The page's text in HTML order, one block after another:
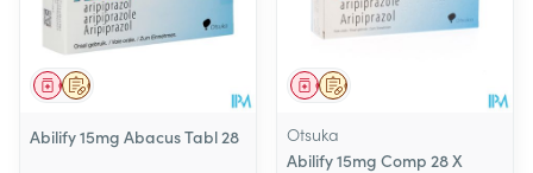
Op voorschrift
Geneesmiddel
Abilify 15mg Abacus Tabl 28
Op voorschrift
Geneesmiddel
Otsuka
Abilify 15mg Comp 28 X